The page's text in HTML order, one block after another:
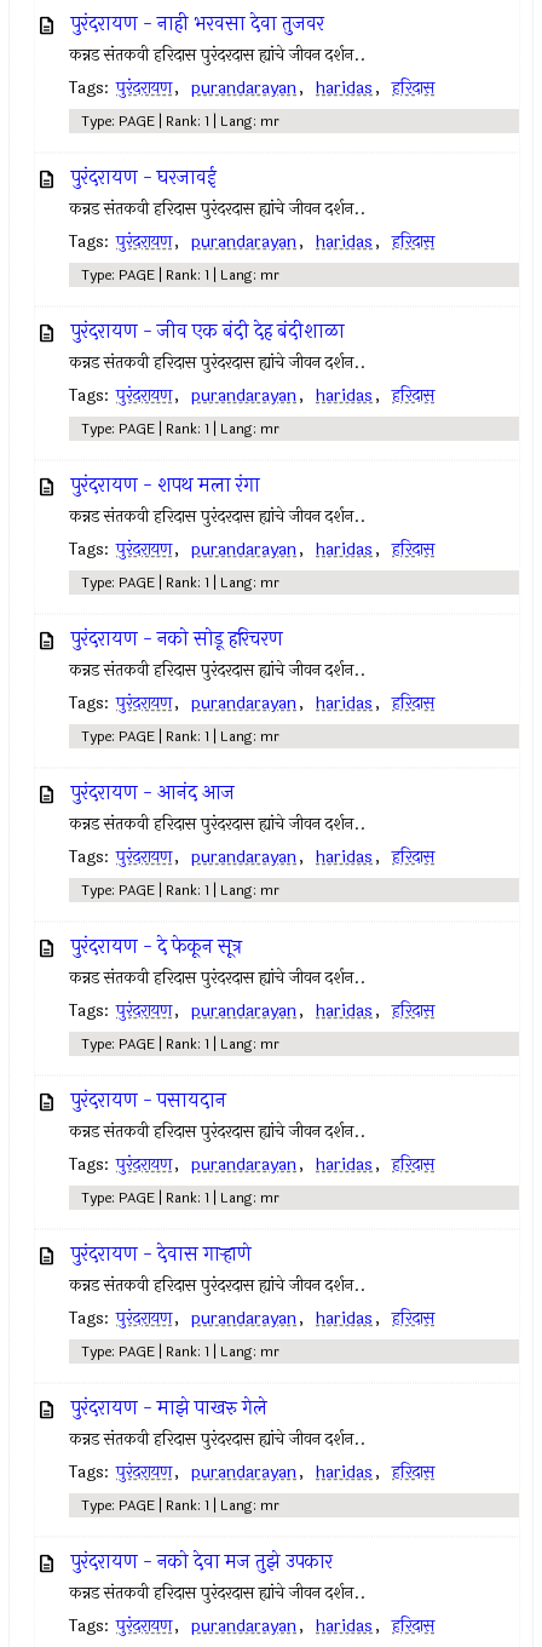
पुरंदरायण - नाही भरवसा देवा तुजवर
कन्नड संतकवी हरिदास पुरंदरदास ह्यांचे जीवन दर्शन..
Tags: पुरंदरायण, purandarayan, haridas, हरिदास
Type: PAGE | Rank: 1 | Lang: mr
पुरंदरायण - घरजावई
कन्नड संतकवी हरिदास पुरंदरदास ह्यांचे जीवन दर्शन..
Tags: पुरंदरायण, purandarayan, haridas, हरिदास
Type: PAGE | Rank: 1 | Lang: mr
पुरंदरायण - जीव एक बंदी देह बंदीशाळा
कन्नड संतकवी हरिदास पुरंदरदास ह्यांचे जीवन दर्शन..
Tags: पुरंदरायण, purandarayan, haridas, हरिदास
Type: PAGE | Rank: 1 | Lang: mr
पुरंदरायण - शपथ मला रंगा
कन्नड संतकवी हरिदास पुरंदरदास ह्यांचे जीवन दर्शन..
Tags: पुरंदरायण, purandarayan, haridas, हरिदास
Type: PAGE | Rank: 1 | Lang: mr
पुरंदरायण - नको सोडू हरिचरण
कन्नड संतकवी हरिदास पुरंदरदास ह्यांचे जीवन दर्शन..
Tags: पुरंदरायण, purandarayan, haridas, हरिदास
Type: PAGE | Rank: 1 | Lang: mr
पुरंदरायण - आनंद आज
कन्नड संतकवी हरिदास पुरंदरदास ह्यांचे जीवन दर्शन..
Tags: पुरंदरायण, purandarayan, haridas, हरिदास
Type: PAGE | Rank: 1 | Lang: mr
पुरंदरायण - दे फेकून सूत्र
कन्नड संतकवी हरिदास पुरंदरदास ह्यांचे जीवन दर्शन..
Tags: पुरंदरायण, purandarayan, haridas, हरिदास
Type: PAGE | Rank: 1 | Lang: mr
पुरंदरायण - पसायदान
कन्नड संतकवी हरिदास पुरंदरदास ह्यांचे जीवन दर्शन..
Tags: पुरंदरायण, purandarayan, haridas, हरिदास
Type: PAGE | Rank: 1 | Lang: mr
पुरंदरायण - देवास गार्‍हाणे
कन्नड संतकवी हरिदास पुरंदरदास ह्यांचे जीवन दर्शन..
Tags: पुरंदरायण, purandarayan, haridas, हरिदास
Type: PAGE | Rank: 1 | Lang: mr
पुरंदरायण - माझे पाखरु गेले
कन्नड संतकवी हरिदास पुरंदरदास ह्यांचे जीवन दर्शन..
Tags: पुरंदरायण, purandarayan, haridas, हरिदास
Type: PAGE | Rank: 1 | Lang: mr
पुरंदरायण - नको देवा मज तुझे उपकार
कन्नड संतकवी हरिदास पुरंदरदास ह्यांचे जीवन दर्शन..
Tags: पुरंदरायण, purandarayan, haridas, हरिदास